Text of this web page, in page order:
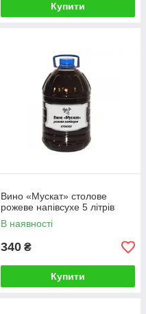
Купити
Вино «Мускат» столове
рожеве напівсухе 5 літрів
В наявності
340 ₴
Купити